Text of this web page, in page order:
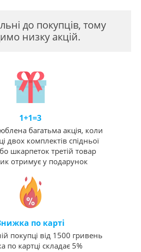
до покупців, тому
низку акцій.
1+1=3
багатьма акція, коли
двох комплектів спідньої
шкарпеток третій товар
отримує у подарунок
по карті
покупці від 1500 гривень
по картці складає 5%